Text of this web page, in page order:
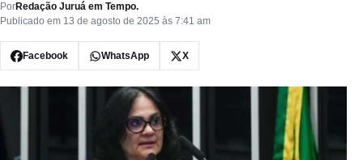
PorRedação Juruá em Tempo.
Publicado em 13 de agosto de 2025 às 7:41 am
Facebook WhatsApp X